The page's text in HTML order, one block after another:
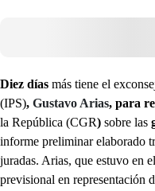
Diez días más tiene el
(IPS), Gustavo Arias, para
la República (CGR) sobre las
informe preliminar elaborado
juradas. Arias, que estuvo en
previsional en representación